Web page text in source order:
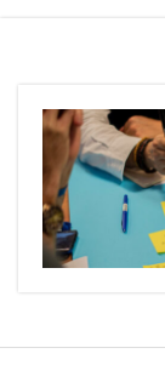
content